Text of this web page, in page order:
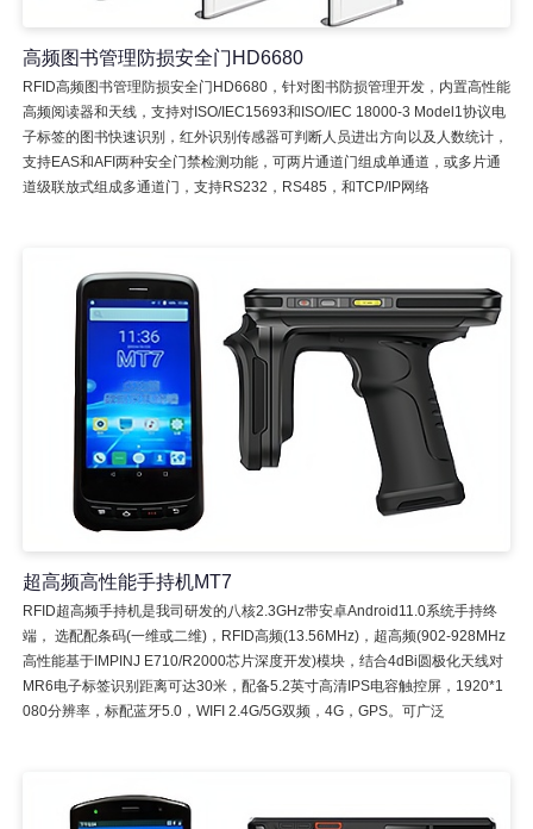
高频图书管理防损安全门HD6680
RFID高频图书管理防损安全门HD6680，针对图书防损管理开发，内置高性能
高频阅读器和天线，支持对ISO/IEC15693和ISO/IEC 18000-3 Model1协议电
子标签的图书快速识别，红外识别传感器可判断人员进出方向以及人数统计，
支持EAS和AFI两种安全门禁检测功能，可两片通道门组成单通道，或多片通
道级联放式组成多通道门，支持RS232，RS485，和TCP/IP网络
超高频高性能手持机MT7
RFID超高频手持机是我司研发的八核2.3GHz带安卓Android11.0系统手持终
端， 选配配条码(一维或二维)，RFID高频(13.56MHz)，超高频(902-928MHz
高性能基于IMPINJ E710/R2000芯片深度开发)模块，结合4dBi圆极化天线对
MR6电子标签识别距离可达30米，配备5.2英寸高清IPS电容触控屏，1920*1
080分辨率，标配蓝牙5.0，WIFI 2.4G/5G双频，4G，GPS。可广泛